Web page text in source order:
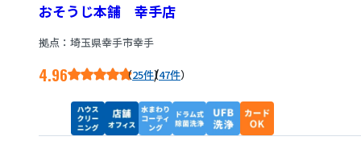
おそうじ本舗 幸手店
拠点：埼玉県幸手市幸手
4.96 25件/47件